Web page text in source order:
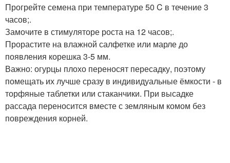
Прогрейте семена при температуре 50 C в течение 3
часов;.
Замочите в стимуляторе роста на 12 часов;.
Прорастите на влажной салфетке или марле до
появления корешка 3-5 мм.
Важно: огурцы плохо переносят пересадку, поэтому
помещать их лучше сразу в индивидуальные ёмкости - в
торфяные таблетки или стаканчики. При высадке
рассада переносится вместе с земляным комом без
повреждения корней.